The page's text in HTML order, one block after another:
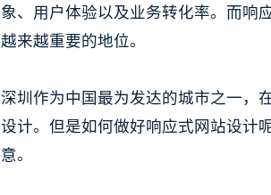
象、用户体验以及业务转化率。而响
越来越重要的地位。
深圳作为中国最为发达的城市之一，
设计。但是如何做好响应式网站设计
意。